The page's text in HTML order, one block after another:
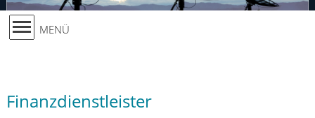
Finanzdienstleister
MENÜ